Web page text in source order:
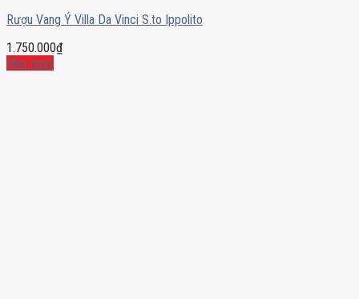
Rượu Vang Ý Villa Da Vinci S.to Ippolito
1.750.000₫
Mua ngay